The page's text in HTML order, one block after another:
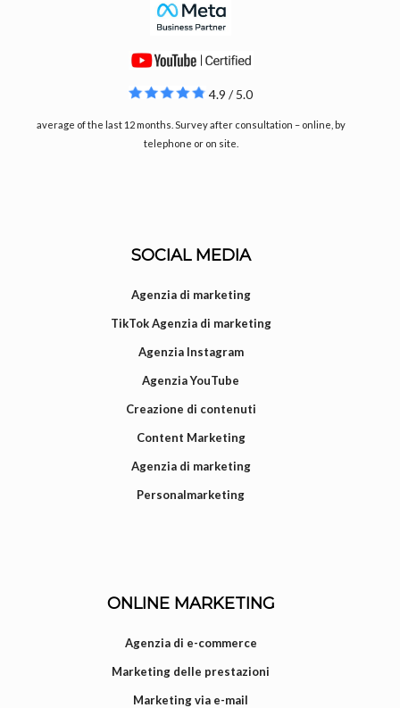
4.9 / 5.0
average of the last 12 months. Survey after consultation – online, by
telephone or on site.
SOCIAL MEDIA
Agenzia di marketing
TikTok Agenzia di marketing
Agenzia Instagram
Agenzia YouTube
Creazione di contenuti
Content Marketing
Agenzia di marketing
Personalmarketing
ONLINE MARKETING
Agenzia di e-commerce
Marketing delle prestazioni
Marketing via e-mail